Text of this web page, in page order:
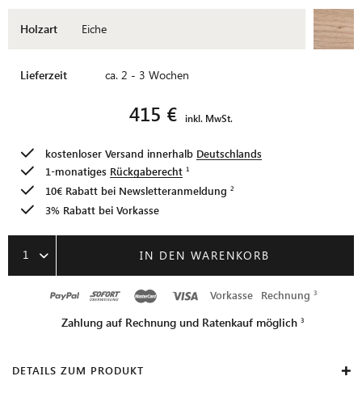
Holzart Eiche
Lieferzeit ca. 2 - 3 Wochen
415 € inkl. MwSt.
kostenloser Versand innerhalb Deutschlands
1-monatiges Rückgaberecht
10€ Rabatt bei Newsletteranmeldung
3% Rabatt bei Vorkasse
1 IN DEN WARENKORB
Vorkasse Rechnung
Zahlung auf Rechnung und Ratenkauf möglich
DETAILS ZUM PRODUKT